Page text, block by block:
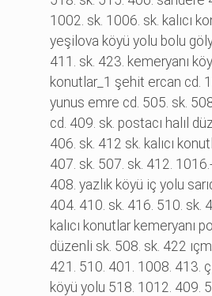
1002. sk. 1006. sk. kalıcı
yeşi̇lova köyü yolu bolu
411. sk. 423. kemeryanı
konutlar_1 şehi̇t ercan cd.
yunus emre cd. 505. sk.
cd. 409. sk. postacı halıl
406. sk. 412 sk. kalıcı
407. sk. 507. sk. 412.
408. yazlık köyü i̇ç yolu
404. 410. sk. 416. 510. sk.
kalıcı konutlar kemeryanı
düzenli̇ sk. 508. sk. 422
421. 510. 401. 1008. 413.
köyü yolu 518. 1012. 409.